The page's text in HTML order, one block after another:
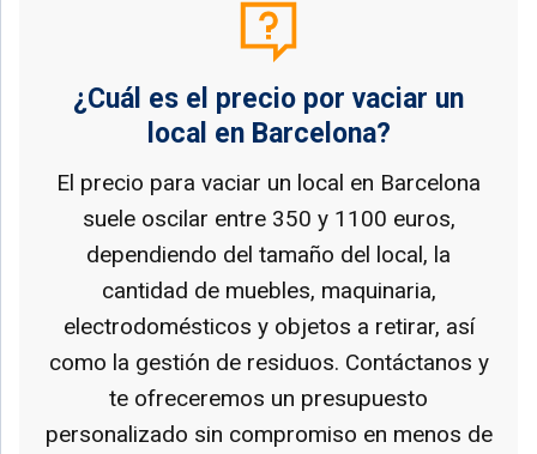
¿Cuál es el precio por vaciar un
local en Barcelona?
El precio para vaciar un local en Barcelona
suele oscilar entre 350 y 1100 euros,
dependiendo del tamaño del local, la
cantidad de muebles, maquinaria,
electrodomésticos y objetos a retirar, así
como la gestión de residuos. Contáctanos y
te ofreceremos un presupuesto
personalizado sin compromiso en menos de